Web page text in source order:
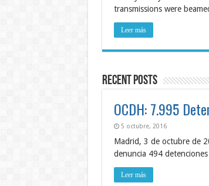
transmissions were
Leer más
Recent Posts
OCDH: 7.995
5 octubre, 2016
Madrid, 3 de octubre de
denuncia 494
Leer más